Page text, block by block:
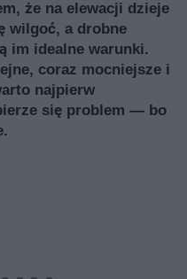
że na elewacji dzieje
wilgoć, a drobne
im idealne warunki.
coraz mocniejsze i
najpierw
się problem — bo